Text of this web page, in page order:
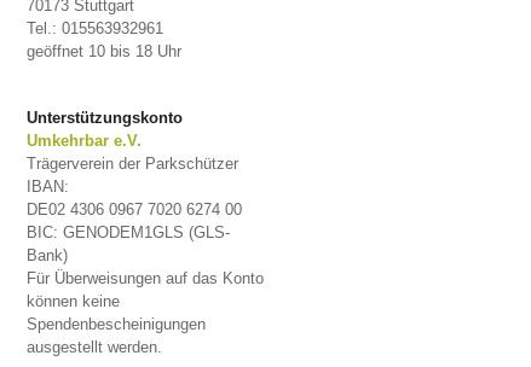
70173 Stuttgart
Tel.: 015563932961
geöffnet 10 bis 18 Uhr
Unterstützungskonto
Umkehrbar e.V.
Trägerverein der Parkschützer
IBAN:
DE02 4306 0967 7020 6274 00
BIC: GENODEM1GLS (GLS-
Bank)
Für Überweisungen auf das Konto
können keine
Spendenbescheinigungen
ausgestellt werden.